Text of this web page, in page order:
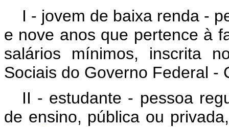
I - jovem de baixa renda -
e nove anos que pertence à
salários mínimos, inscrita
Sociais do Governo Federal -
II - estudante - pessoa
de ensino, pública ou